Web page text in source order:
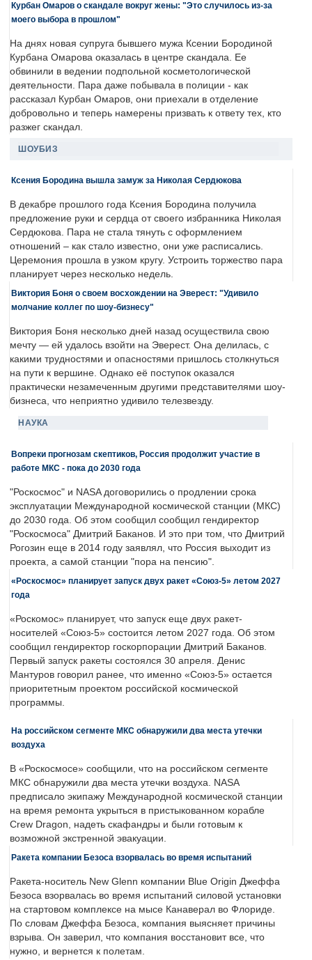
Курбан Омаров о скандале вокруг жены: "Это случилось из-за
моего выбора в прошлом"
На днях новая супруга бывшего мужа Ксении Бородиной
Курбана Омарова оказалась в центре скандала. Ее
обвинили в ведении подпольной косметологической
деятельности. Пара даже побывала в полиции - как
рассказал Курбан Омаров, они приехали в отделение
добровольно и теперь намерены призвать к ответу тех, кто
разжег скандал.
ШОУБИЗ
Ксения Бородина вышла замуж за Николая Сердюкова
В декабре прошлого года Ксения Бородина получила
предложение руки и сердца от своего избранника Николая
Сердюкова. Пара не стала тянуть с оформлением
отношений – как стало известно, они уже расписались.
Церемония прошла в узком кругу. Устроить торжество пара
планирует через несколько недель.
Виктория Боня о своем восхождении на Эверест: "Удивило
молчание коллег по шоу-бизнесу"
Виктория Боня несколько дней назад осуществила свою
мечту — ей удалось взойти на Эверест. Она делилась, с
какими трудностями и опасностями пришлось столкнуться
на пути к вершине. Однако её поступок оказался
практически незамеченным другими представителями шоу-
бизнеса, что неприятно удивило телезвезду.
НАУКА
Вопреки прогнозам скептиков, Россия продолжит участие в
работе МКС - пока до 2030 года
"Роскосмос" и NASA договорились о продлении срока
эксплуатации Международной космической станции (МКС)
до 2030 года. Об этом сообщил сообщил гендиректор
"Роскосмоса" Дмитрий Баканов. И это при том, что Дмитрий
Рогозин еще в 2014 году заявлял, что Россия выходит из
проекта, а самой станции "пора на пенсию".
«Роскосмос» планирует запуск двух ракет «Союз-5» летом 2027
года
«Роскомос» планирует, что запуск еще двух ракет-
носителей «Союз-5» состоится летом 2027 года. Об этом
сообщил гендиректор госкорпорации Дмитрий Баканов.
Первый запуск ракеты состоялся 30 апреля. Денис
Мантуров говорил ранее, что именно «Союз-5» остается
приоритетным проектом российской космической
программы.
На российском сегменте МКС обнаружили два места утечки
воздуха
В «Роскосмосе» сообщили, что на российском сегменте
МКС обнаружили два места утечки воздуха. NASA
предписало экипажу Международной космической станции
на время ремонта укрыться в пристыкованном корабле
Crew Dragon, надеть скафандры и были готовым к
возможной экстренной эвакуации.
Ракета компании Безоса взорвалась во время испытаний
Ракета-носитель New Glenn компании Blue Origin Джеффа
Безоса взорвалась во время испытаний силовой установки
на стартовом комплексе на мысе Канаверал во Флориде.
По словам Джеффа Безоса, компания выясняет причины
взрыва. Он заверил, что компания восстановит все, что
нужно, и вернется к полетам.